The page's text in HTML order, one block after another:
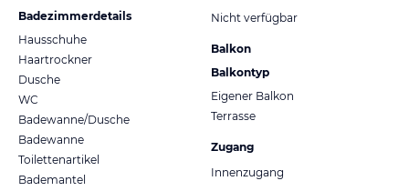
Badezimmerdetails
Hausschuhe
Haartrockner
Dusche
WC
Badewanne/Dusche
Badewanne
Toilettenartikel
Bademantel
Nicht verfügbar
Balkon
Balkontyp
Eigener Balkon
Terrasse
Zugang
Innenzugang